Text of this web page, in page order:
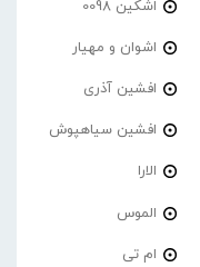
اشکین 0098
اشوان و مهیار
افشین آذری
افشین سیاهپوش
الارا
الموس
ام تی